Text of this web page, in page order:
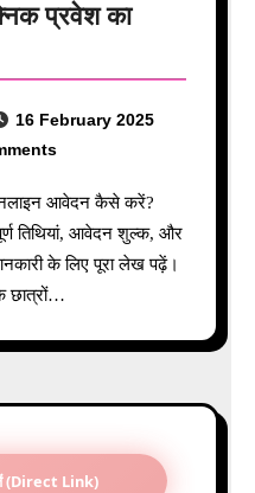
प्रवेश का
16 February 2025
तिथियां, आवेदन शुल्क, और
के लिए पूरा लेख पढ़ें।
छात्रों…
(Direct Link)